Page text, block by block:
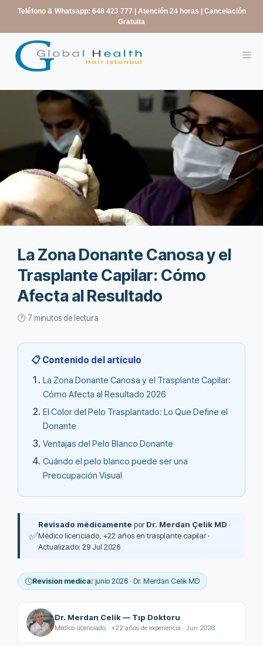
contenido
Teléfono & Whatsapp: 648 423 777
| Atención 24 horas | Cancelación
Gratuita
La Zona Donante Canosa y el
Trasplante Capilar: Cómo
Afecta al Resultado
🕐 7 minutos de lectura
📋 Contenido del artículo
La Zona Donante Canosa y el Trasplante Capilar:
Cómo Afecta al Resultado 2026
El Color del Pelo Trasplantado: Lo Que Define el
Donante
Ventajas del Pelo Blanco Donante
Cuándo el pelo blanco puede ser una
Preocupación Visual
✅
Revisado médicamente porDr. Merdan Çelik MD ·
Médico licenciado, +22 años en trasplante capilar ·
Actualizado: 29 Jul 2026
Revision medica: junio 2026 · Dr. Merdan Celik MD
Dr. Merdan Celik — Tıp Doktoru
Médico licenciado · +22 años de experiencia · Jun 2026